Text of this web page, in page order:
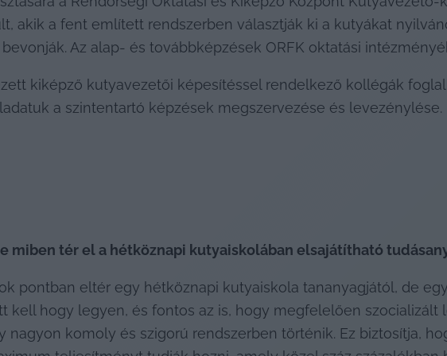
akik a fent említett rendszerben választják ki a kutyákat
Az alap- és továbbképzések ORFK oktatási
kiképző kutyavezetői képesítéssel rendelkező kollégák
a szintentartó képzések megszervezése és levezénylése.
miben tér el a hétköznapi kutyaiskolában elsajátítható
pontban eltér egy hétköznapi kutyaiskola tananyagjától, de
kell hogy legyen, és fontos az is, hogy megfelelően szocializált
nagyon komoly és szigorú rendszerben történik. Ez biztosítja,